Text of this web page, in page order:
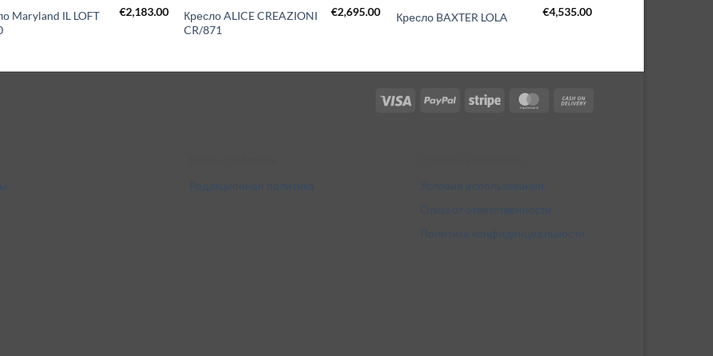
Maryland IL LOFT
€2,183.00
Кресло ALICE CREAZIONI
CR/871
€2,695.00 Кресло BAXTER LOLA €4,535.00
Visa PayPal Stripe MasterCard
Редакционная политика
Условия использования
Отказ от ответственности
Политика конфиденциальности